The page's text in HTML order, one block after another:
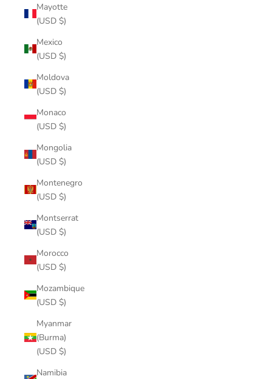
Mayotte
(USD $)
Mexico
(USD $)
Moldova
(USD $)
Monaco
(USD $)
Mongolia
(USD $)
Montenegro
(USD $)
Montserrat
(USD $)
Morocco
(USD $)
Mozambique
(USD $)
Myanmar
(Burma)
(USD $)
Namibia